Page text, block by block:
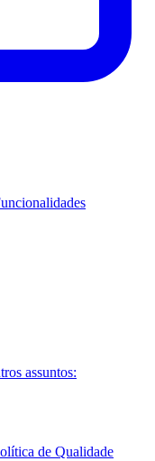
assuntos:
de Qualidade